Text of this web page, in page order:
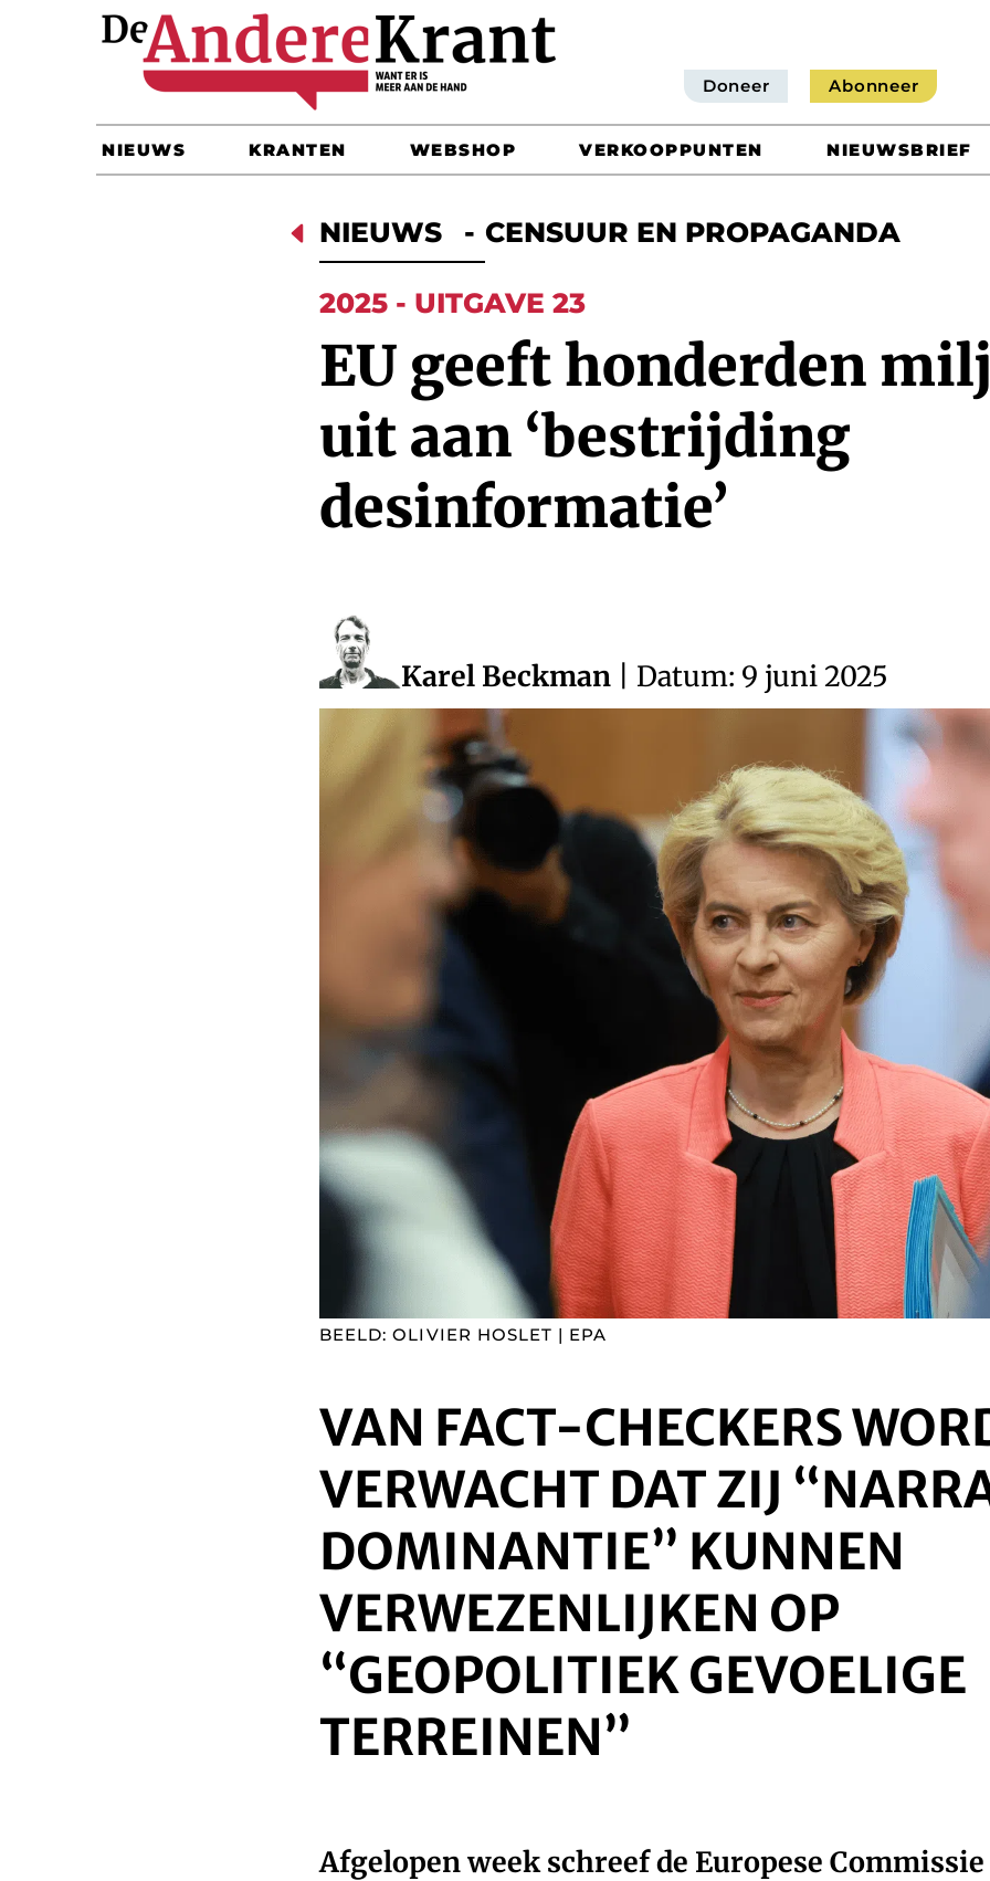
Doneer Abonneer
NIEUWS KRANTEN WEBSHOP VERKOOPPUNTEN NIEUWSBRIEF
D NIEUWS - CENSUUR EN PROPAGANDA
2025 - UITGAVE 23
EU geeft honderden
uit aan ‘bestrijding
desinformatie’
Karel Beckman| Datum: 9 juni 2025
BEELD: OLIVIER HOSLET | EPA
VAN FACT-CHECKERS
VERWACHT DAT ZIJ
DOMINANTIE” KUNNEN
VERWEZENLIJKEN OP
“GEOPOLITIEK GEVOELIGE
TERREINEN”
Afgelopen week schreef de Europese